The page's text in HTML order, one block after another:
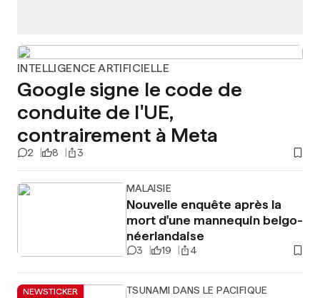
INTELLIGENCE ARTIFICIELLE
Google signe le code de
conduite de l'UE,
contrairement à Meta
2 8 3
MALAISIE
Nouvelle enquête après la
mort d'une mannequin belgo-
néerlandaise
3 19 4
NEWSTICKER TSUNAMI DANS LE PACIFIQUE